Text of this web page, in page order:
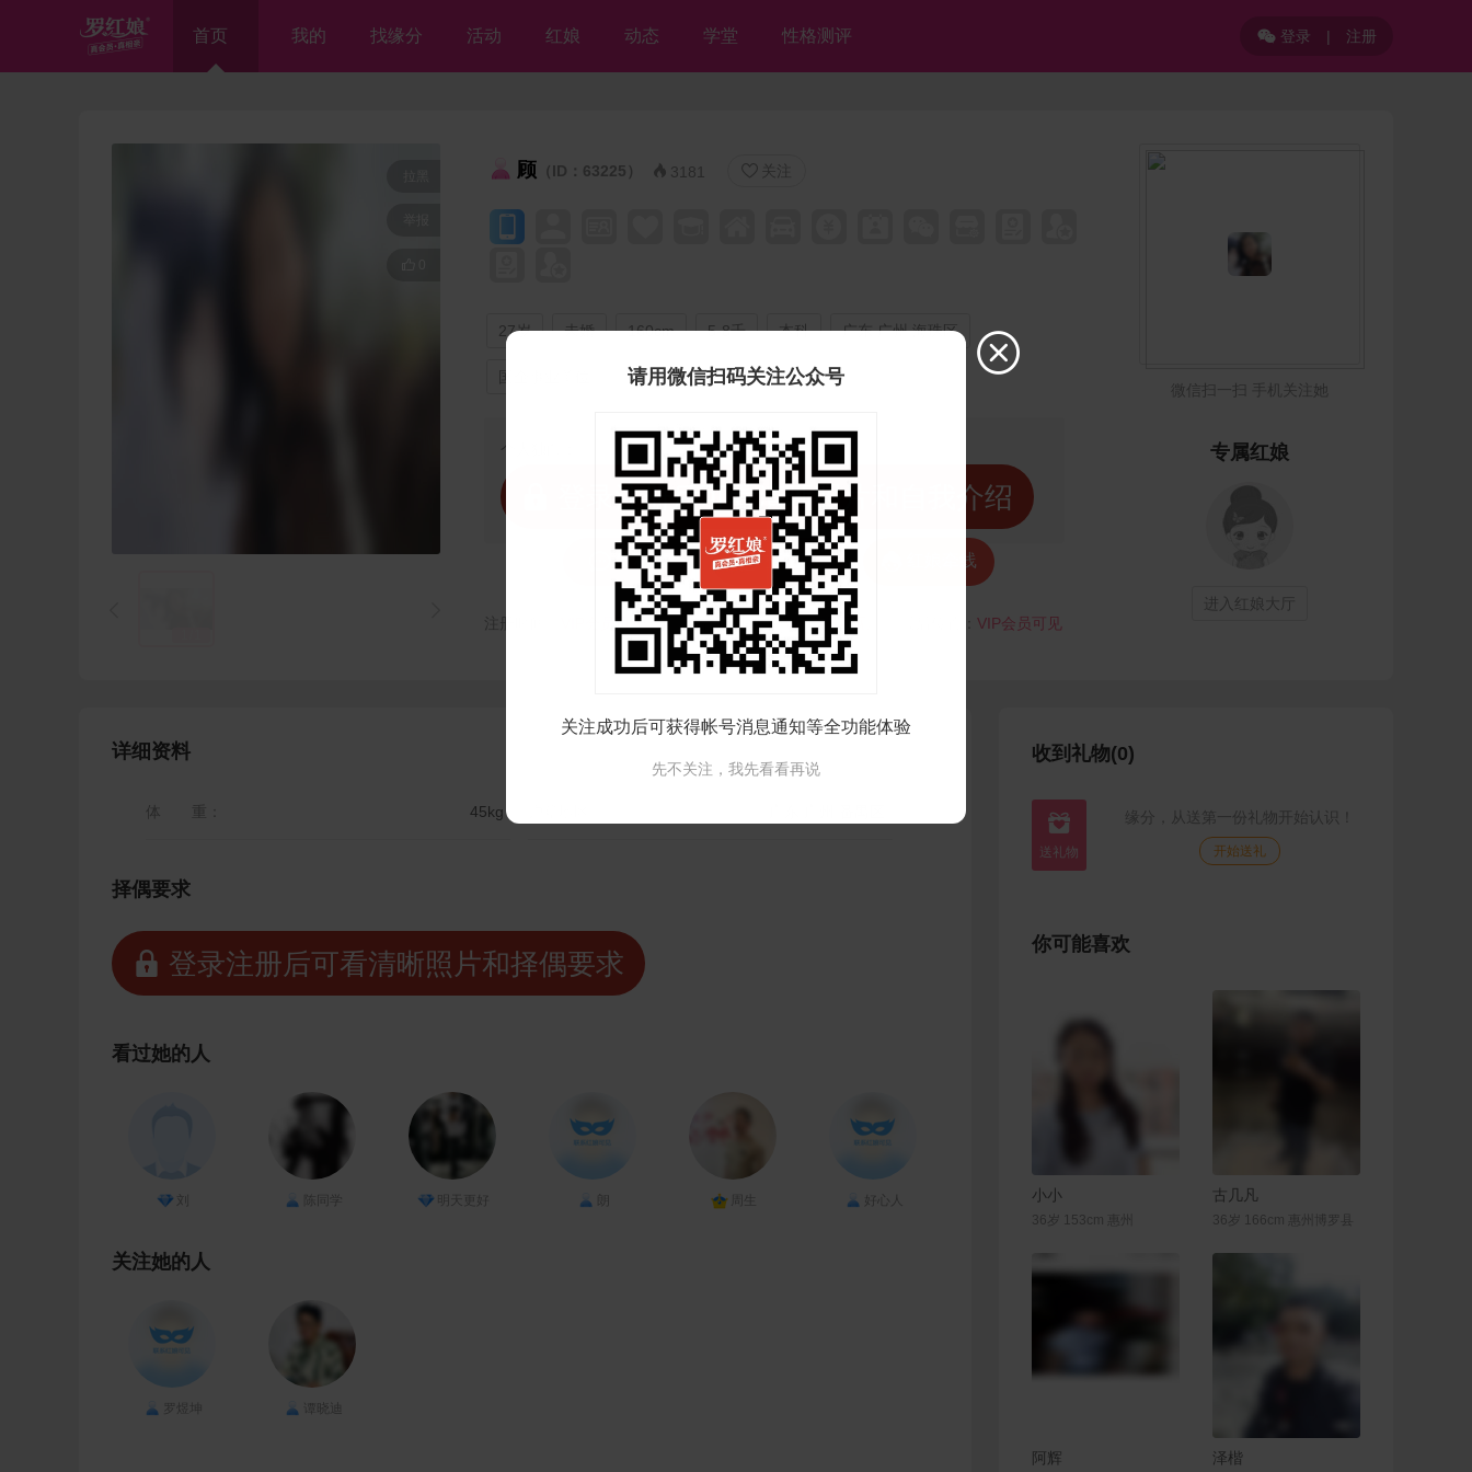
首页 我的 找缘分 活动 红娘 动态 学堂 性格测评 登录 | 注册
顾 （ID：63225）  3181  关注
27岁 未婚 160cm 5-8千 本科 广东 广州 海珠区
国企事业单位
个人独白：
 登录注册后可看清晰照片和自我介绍
发私信  打招呼 红娘牵线
VIP会员可见 最后登录时间：VIP会员可见 VIP会员可见
微信扫一扫 手机关注她
专属红娘
进入红娘大厅
详细资料
体 重： 45kg
择偶要求
 登录注册后可看清晰照片和择偶要求
看过她的人
陈同学 好心人
关注她的人
罗煜坤 谭晓迪
收到礼物(0)
 缘分，从送第一份礼物开始认识！
开始送礼
你可能喜欢
小小
36岁 153cm 惠州
古几凡
36岁 166cm 惠州博罗县
阿辉 泽楷

请用微信扫码关注公众号
关注成功后可获得帐号消息通知等全功能体验
先不关注，我先看看再说